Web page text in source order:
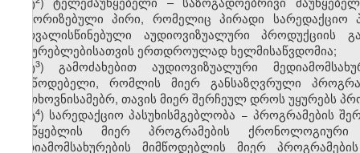
ავტორიზებული პირი, რომელიც პირადი სარედაქციო
გათვალისწინებული აუდიოვიზუალური
მაყურებლებისათვის ერთდროულად ხელმისაწვდომია;
ტ3) გამოძახებით აუდიოვიზუალური
მიმწოდებელი, რომლის მიერ განსაზღვრული
მოთხოვნისამებრ, თავის მიერ შერჩეულ დროს უყურებს
ტ4) სარედაქციო პასუხისმგებლობა − პროგრამების
მაუწყებლის მიერ პროგრამების
მედიამომსახურების მიმწოდებლის მიერ